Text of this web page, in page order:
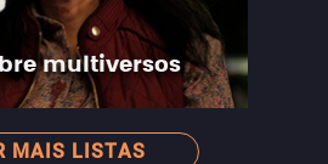
multiversos
MAIS LISTAS